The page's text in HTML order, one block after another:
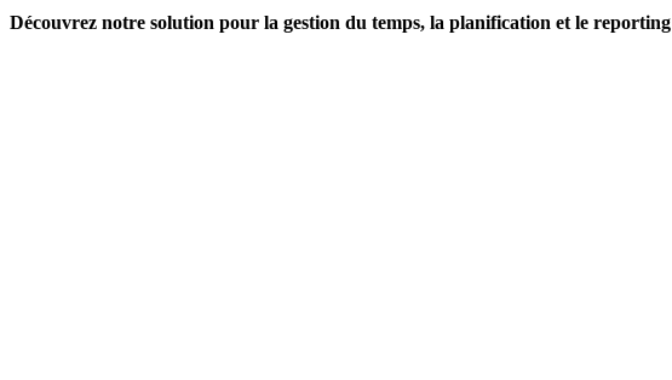
Découvrez notre solution pour la gestion du temps, la planification et le reporting